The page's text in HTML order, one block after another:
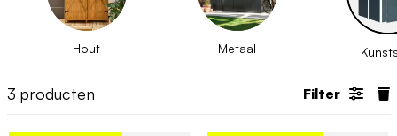
Hout Metaal
3 producten Filter